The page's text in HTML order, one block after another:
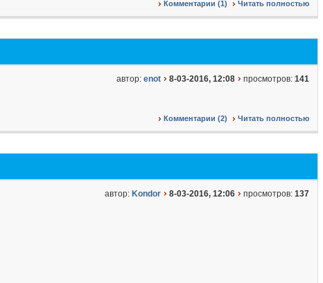
Комментарии (1) Читать полностью
автор: enot 8-03-2016, 12:08 просмотров: 141
Комментарии (2) Читать полностью
автор: Kondor 8-03-2016, 12:06 просмотров: 137